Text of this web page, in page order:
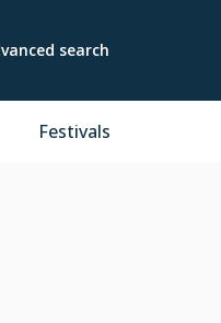
search
Festivals